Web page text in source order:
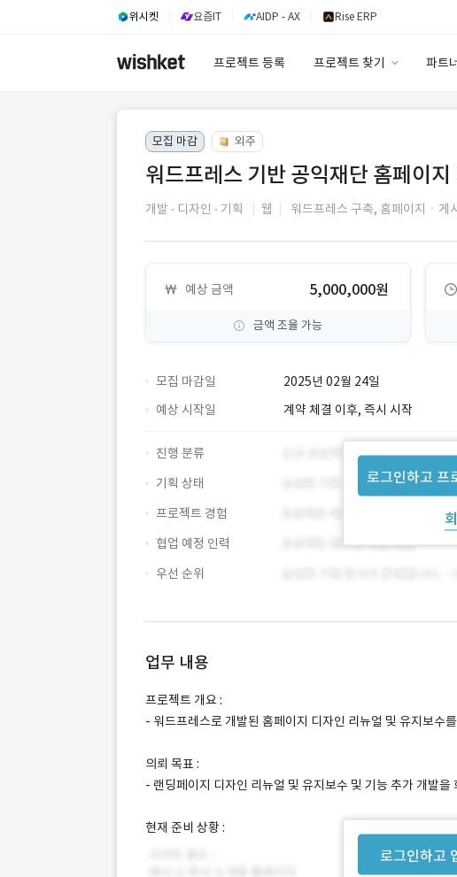
위시켓 요즘IT AIDP - AX Rise ERP
프로젝트 등록 프로젝트 찾기 파트
모집 마감 외주
워드프레스 기반 공익재단 홈페이
개발 디자인 기획 웹 워드프레스 구축, 홈페이지ㆍ게
예상 금액 5,000,000원
금액 조율 가능
모집 마감일 2025년 02월 24일
로그인하고 프
예상 시작일 계약 체결 이후, 즉시 시작
진행 분류
기획 상태
프로젝트 경험
협업 예정 인력
우선 순위
업무 내용
로그인하고
프로젝트 개요 :
- 워드프레스로 개발된 홈페이지 디자인 리뉴얼 및 유지보수
의뢰 목표 :
- 랜딩페이지 디자인 리뉴얼 및 유지보수 및 기능 추가 개발을
현재 준비 상황 :